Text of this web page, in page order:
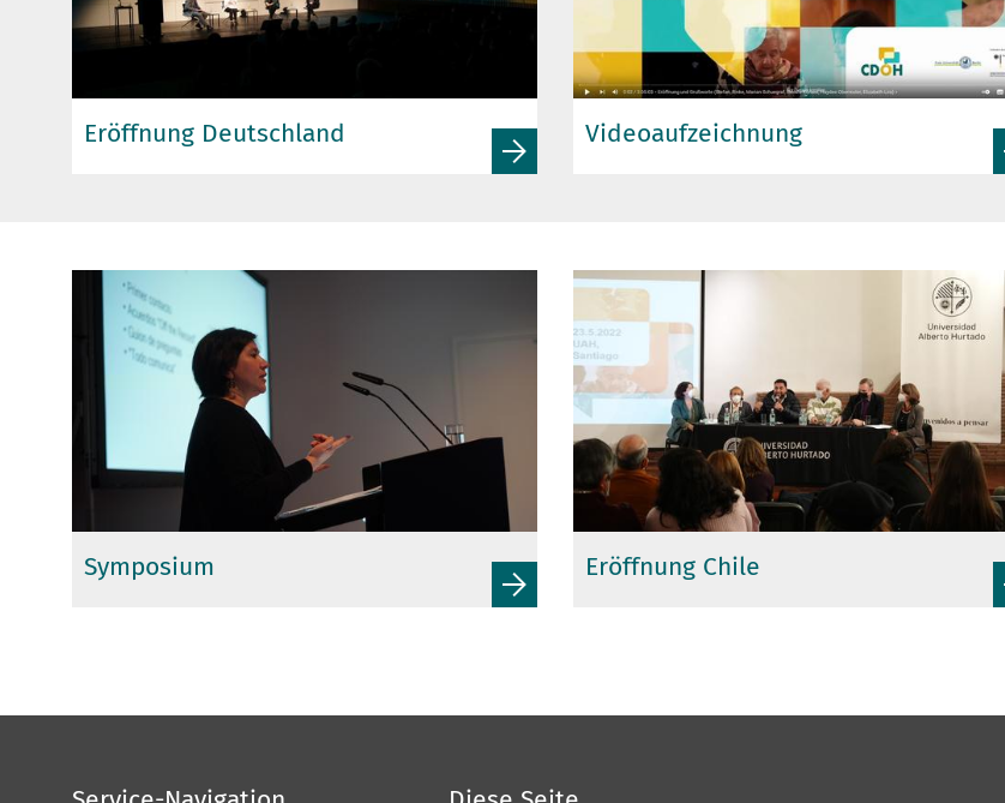
Eröffnung Deutschland Videoaufzeichnung
Symposium Eröffnung Chile